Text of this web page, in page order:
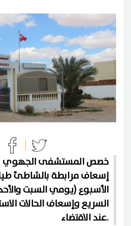
خصص المستشفى الجهوي
إسعاف مرابطة بالشاطئ
الأسبوع (يومي السبت
السريع وإسعاف الحالات
عند الاقتضاء.